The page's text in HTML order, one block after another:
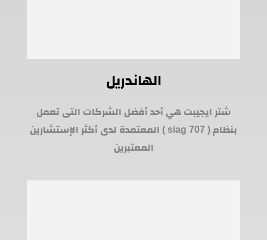
الهاندريل
شتر ايجيبت هي أحد أفضل الشركات التى تعمل
بنظام ( siag 707 ) المعتمدة لدى أكثر الإستشارين
المعتبرين